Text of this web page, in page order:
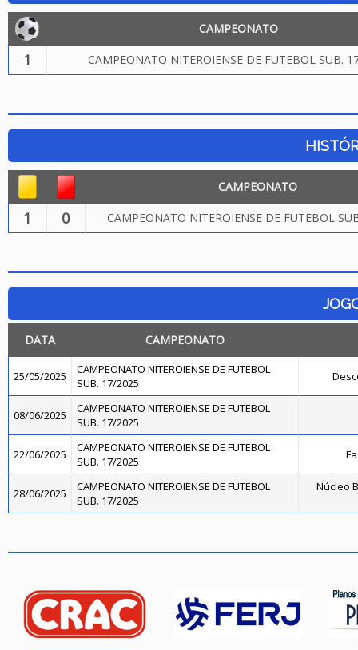
CAMPEONATO
1 CAMPEONATO NITEROIENSE DE FUTEBOL SUB.
CAMPEONATO
1 0 CAMPEONATO NITEROIENSE DE FUTEBOL
DATA CAMPEONATO
25/05/2025
CAMPEONATO NITEROIENSE DE FUTEBOL
SUB. 17/2025
08/06/2025
CAMPEONATO NITEROIENSE DE FUTEBOL
SUB. 17/2025
22/06/2025
CAMPEONATO NITEROIENSE DE FUTEBOL
SUB. 17/2025
28/06/2025
CAMPEONATO NITEROIENSE DE FUTEBOL
SUB. 17/2025
Núcleo